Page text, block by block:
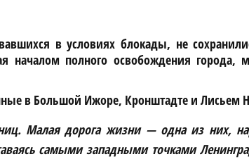
в условиях блокады, не
началом полного освобождения
в Большой Ижоре, Кронштадте и Лисьем
Малая дорога жизни — одна из них,
самыми западными точками